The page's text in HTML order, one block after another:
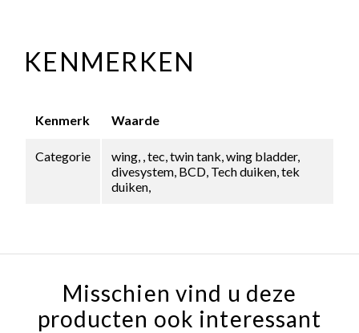
KENMERKEN
Kenmerk Waarde
Categorie
wing, , tec, twin tank, wing bladder,
divesystem, BCD, Tech duiken, tek
duiken,
Misschien vind u deze
producten ook interessant